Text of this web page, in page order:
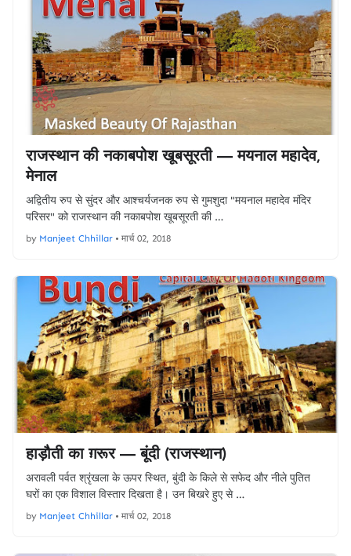
राजस्थान की नकाबपोश खूबसूरती — मयनाल महादेव,
मेनाल
अद्वितीय रुप से सुंदर और आश्चर्यजनक रुप से गुमशुदा "मयनाल महादेव मंदिर
परिसर" को राजस्थान की नकाबपोश खूबसूरती की …
by Manjeet Chhillar • मार्च 02, 2018
हाड़ौती का ग़रूर — बूंदी (राजस्थान)
अरावली पर्वत श्रृंखला के ऊपर स्थित, बुंदी के किले से सफेद और नीले पुतित
घरों का एक विशाल विस्तार दिखता है। उन बिखरे हुए से …
by Manjeet Chhillar • मार्च 02, 2018